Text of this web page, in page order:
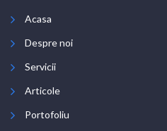
Acasa
Despre noi
Servicii
Articole
Portofoliu